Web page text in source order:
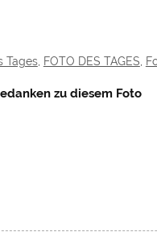
Tages, FOTO DES TAGES
zu diesem Foto